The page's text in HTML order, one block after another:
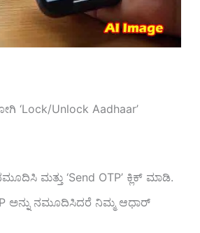
‘Lock/Unlock Aadhaar’
ಮತ್ತು ‘Send OTP’ ಕ್ಲಿಕ್ ಮಾಡಿ.
ಅನ್ನು ನಮೂದಿಸಿದರೆ ನಿಮ್ಮ ಆಧಾರ್